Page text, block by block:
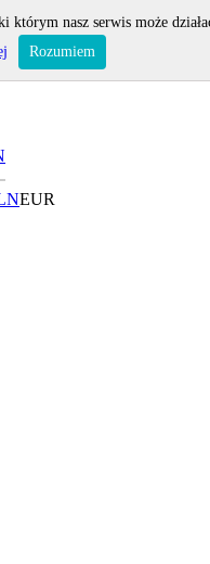
EUR
którym nasz serwis może
Rozumiem